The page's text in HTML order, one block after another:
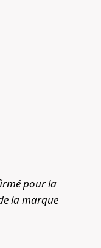
pour la
la marque